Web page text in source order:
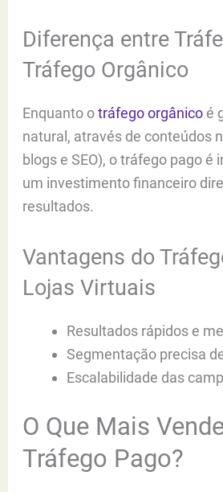
Diferença entre
Tráfego Orgânico
Enquanto otráfego orgânico é
natural, através de conteúdos
blogs e SEO), o tráfego pago é
um investimento financeiro
resultados.
Vantagens do
Lojas Virtuais
Resultados rápidos e
Segmentação precisa
Escalabilidade das
O Que Mais
Tráfego Pago?